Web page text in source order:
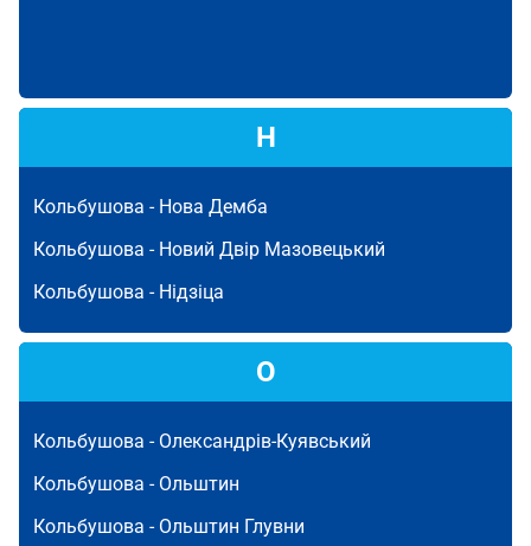
Н
Кольбушова - Нова Демба
Кольбушова - Новий Двір Мазовецький
Кольбушова - Нідзіца
О
Кольбушова - Олександрів-Куявський
Кольбушова - Ольштин
Кольбушова - Ольштин Глувни